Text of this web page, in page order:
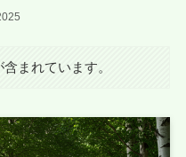
まれています。